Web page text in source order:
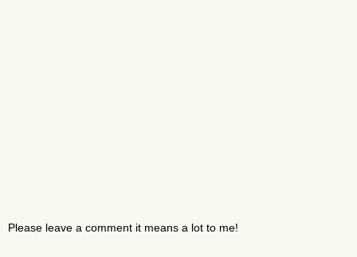
Please leave a comment it means a lot to me!